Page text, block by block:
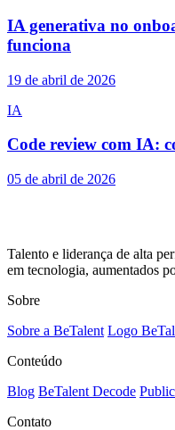
IA generativa no
funciona
19 de abril de 2026
IA
Code review com IA:
05 de abril de 2026
Talento e liderança de alta
em tecnologia, aumentados
Sobre
Sobre a BeTalent Logo
Conteúdo
Blog BeTalent Decode
Contato